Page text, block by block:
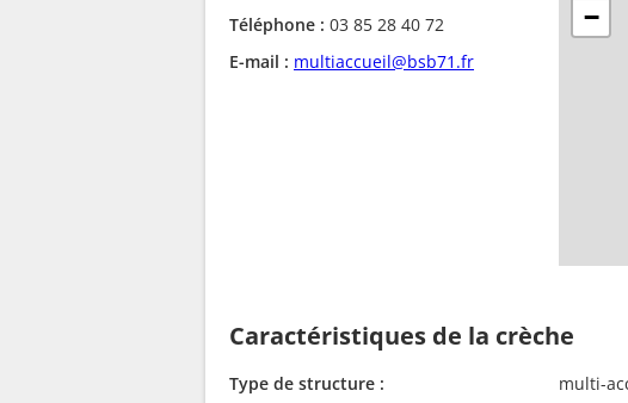
Téléphone : 03 85 28 40 72
E-mail : multiaccueil@bsb71.fr
−
Caractéristiques de la crèche
Type de structure :
multi-